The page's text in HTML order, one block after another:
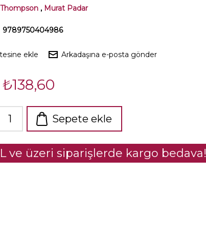
, Murat Padar
9789750404986
ekle Arkadaşına e-posta gönder
₺138,60
Sepete ekle
ve üzeri siparişlerde kargo bedava!